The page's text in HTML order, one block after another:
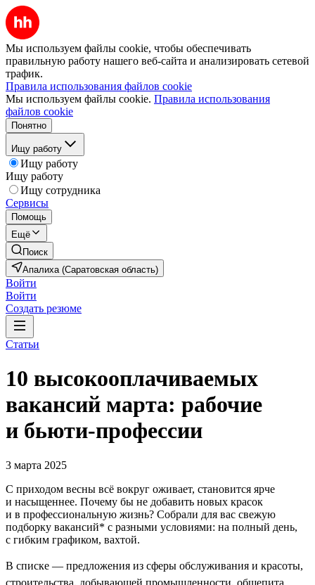
Мы используем файлы cookie, чтобы обеспечивать
правильную работу нашего веб-сайта и анализировать сетевой
трафик.
Правила использования файлов cookie
Мы используем файлы cookie. Правила использования
файлов cookie
Понятно
Ищу работу
Ищу работу
Ищу работу
Ищу сотрудника
Сервисы
Помощь
Ещё
Поиск
Апалиха (Саратовская область)
Войти
Войти
Создать резюме
Статьи
10 высокооплачиваемых
вакансий марта: рабочие
и бьюти-профессии
3 марта 2025
С приходом весны всё вокруг оживает, становится ярче
и насыщеннее. Почему бы не добавить новых красок
и в профессиональную жизнь? Собрали для вас свежую
подборку вакансий* с разными условиями: на полный день,
с гибким графиком, вахтой.
В списке — предложения из сферы обслуживания и красоты,
строительства, добывающей промышленности, общепита